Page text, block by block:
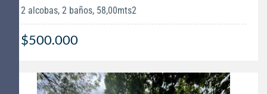
2 alcobas, 2 baños, 58,00mts2
$500.000